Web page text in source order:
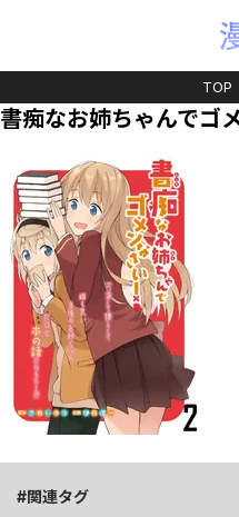
TOP
書痴なお姉ちゃんでゴ
関連タグ